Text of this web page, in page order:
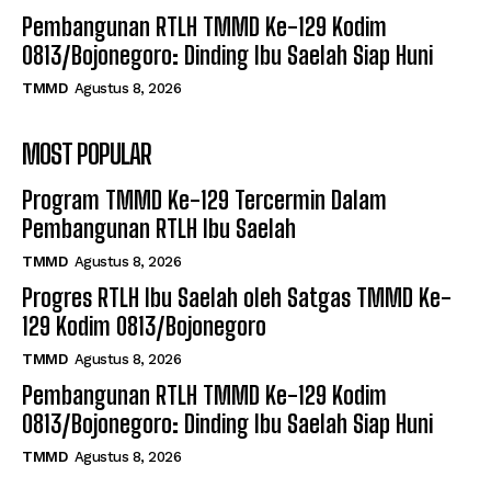
Pembangunan RTLH TMMD Ke-129 Kodim
0813/Bojonegoro: Dinding Ibu Saelah Siap Huni
TMMD Agustus 8, 2026
MOST POPULAR
Program TMMD Ke-129 Tercermin Dalam
Pembangunan RTLH Ibu Saelah
TMMD Agustus 8, 2026
Progres RTLH Ibu Saelah oleh Satgas TMMD Ke-
129 Kodim 0813/Bojonegoro
TMMD Agustus 8, 2026
Pembangunan RTLH TMMD Ke-129 Kodim
0813/Bojonegoro: Dinding Ibu Saelah Siap Huni
TMMD Agustus 8, 2026